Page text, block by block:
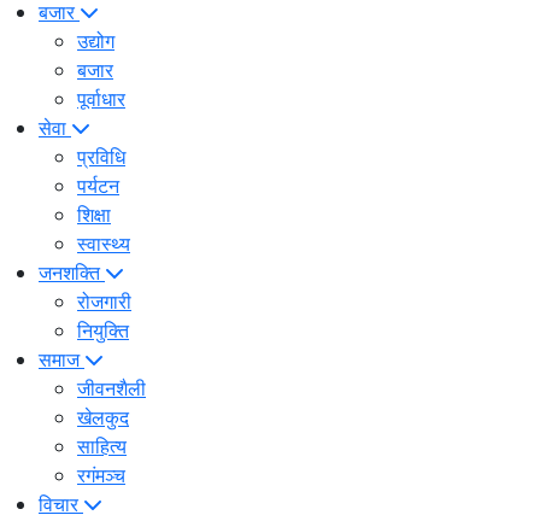
बजार
उद्योग
बजार
पूर्वाधार
सेवा
प्रविधि
पर्यटन
शिक्षा
स्वास्थ्य
जनशक्ति
रोजगारी
नियुक्ति
समाज
जीवनशैली
खेलकुद
साहित्य
रगंमञ्च
विचार